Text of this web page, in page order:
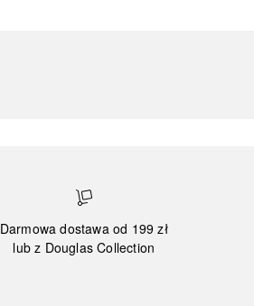
Darmowa dostawa od 199 zł
lub z Douglas Collection